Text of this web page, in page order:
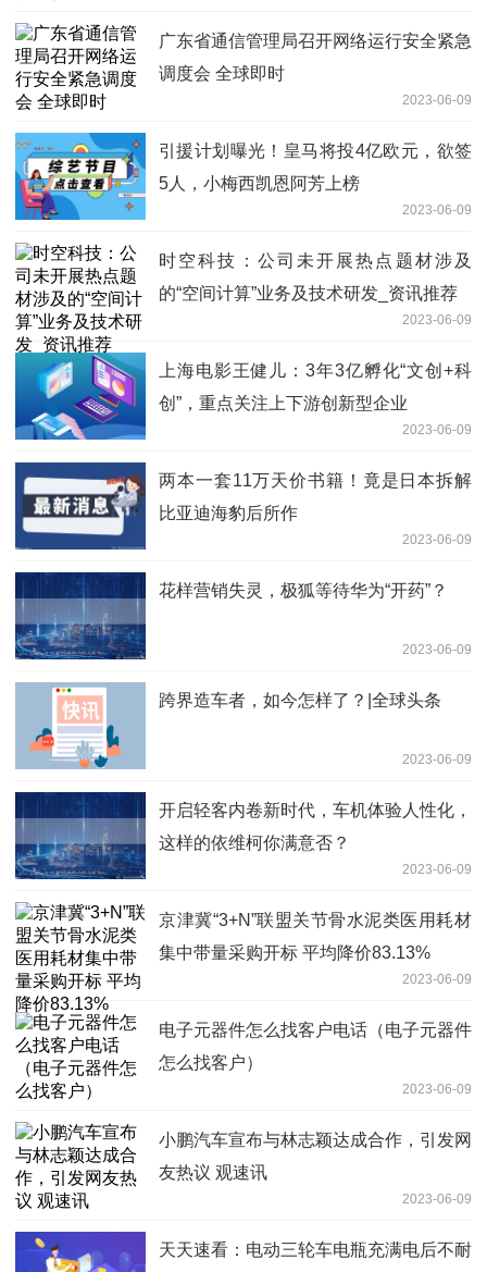
广东省通信管理局召开网络运行安全紧急
调度会 全球即时
2023-06-09
引援计划曝光！皇马将投4亿欧元，欲签
5人，小梅西凯恩阿芳上榜
2023-06-09
时空科技：公司未开展热点题材涉及
的“空间计算”业务及技术研发_资讯推荐
2023-06-09
上海电影王健儿：3年3亿孵化“文创+科
创”，重点关注上下游创新型企业
2023-06-09
两本一套11万天价书籍！竟是日本拆解
比亚迪海豹后所作
2023-06-09
花样营销失灵，极狐等待华为“开药”？
2023-06-09
跨界造车者，如今怎样了？|全球头条
2023-06-09
开启轻客内卷新时代，车机体验人性化，
这样的依维柯你满意否？
2023-06-09
京津冀“3+N”联盟关节骨水泥类医用耗材
集中带量采购开标 平均降价83.13%
2023-06-09
电子元器件怎么找客户电话（电子元器件
怎么找客户）
2023-06-09
小鹏汽车宣布与林志颖达成合作，引发网
友热议 观速讯
2023-06-09
天天速看：电动三轮车电瓶充满电后不耐